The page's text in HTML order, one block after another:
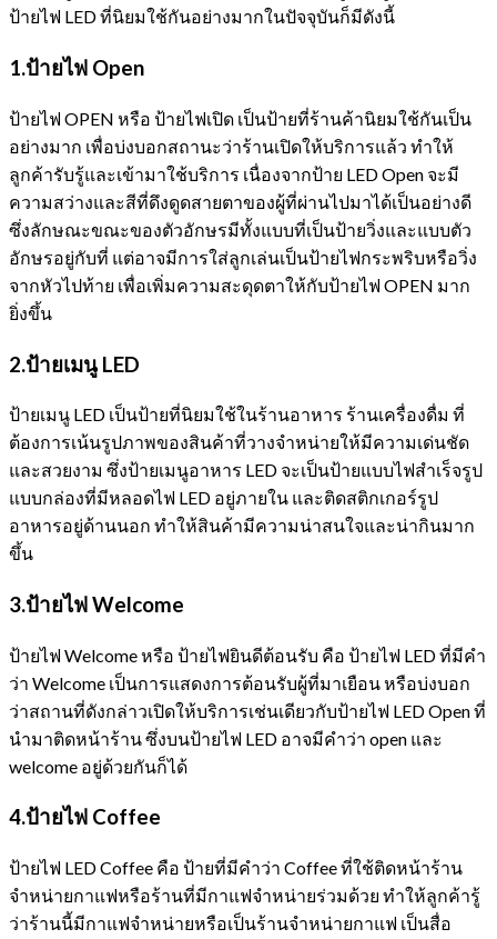
ป้ายไฟ LED ที่นิยมใช้กันอย่างมากในปัจจุบันก็มีดังนี้
1.ป้ายไฟ Open
ป้ายไฟ OPEN หรือ ป้ายไฟเปิด เป็นป้ายที่ร้านค้านิยมใช้กันเป็น
อย่างมาก เพื่อบ่งบอกสถานะว่าร้านเปิดให้บริการแล้ว ทำให้
ลูกค้ารับรู้และเข้ามาใช้บริการ เนื่องจากป้าย LED Open จะมี
ความสว่างและสีที่ดึงดูดสายตาของผู้ที่ผ่านไปมาได้เป็นอย่างดี
ซึ่งลักษณะขณะของตัวอักษรมีทั้งแบบที่เป็นป้ายวิ่งและแบบตัว
อักษรอยู่กับที่ แต่อาจมีการใส่ลูกเล่นเป็นป้ายไฟกระพริบหรือวิ่ง
จากหัวไปท้าย เพื่อเพิ่มความสะดุดตาให้กับป้ายไฟ OPEN มาก
ยิ่งขึ้น
2.ป้ายเมนู LED
ป้ายเมนู LED เป็นป้ายที่นิยมใช้ในร้านอาหาร ร้านเครื่องดื่ม ที่
ต้องการเน้นรูปภาพของสินค้าที่วางจำหน่ายให้มีความเด่นชัด
และสวยงาม ซึ่งป้ายเมนูอาหาร LED จะเป็นป้ายแบบไฟสำเร็จรูป
แบบกล่องที่มีหลอดไฟ LED อยู่ภายใน และติดสติกเกอร์รูป
อาหารอยู่ด้านนอก ทำให้สินค้ามีความน่าสนใจและน่ากินมาก
ขึ้น
3.ป้ายไฟWelcome
ป้ายไฟ Welcome หรือ ป้ายไฟยินดีต้อนรับ คือ ป้ายไฟ LED ที่มีคำ
ว่า Welcome เป็นการแสดงการต้อนรับผู้ที่มาเยือน หรือบ่งบอก
ว่าสถานที่ดังกล่าวเปิดให้บริการเช่นเดียวกับป้ายไฟ LED Open ที่
นำมาติดหน้าร้าน ซึ่งบนป้ายไฟ LED อาจมีคำว่า open และ
welcome อยู่ด้วยกันก็ได้
4.ป้ายไฟ Coffee
ป้ายไฟ LED Coffee คือ ป้ายที่มีคำว่า Coffee ที่ใช้ติดหน้าร้าน
จำหน่ายกาแฟหรือร้านที่มีกาแฟจำหน่ายร่วมด้วย ทำให้ลูกค้ารู้
ว่าร้านนี้มีกาแฟจำหน่ายหรือเป็นร้านจำหน่ายกาแฟ เป็นสื่อ